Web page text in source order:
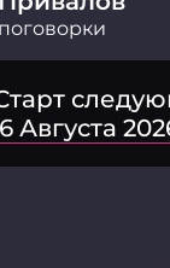
6 Августа